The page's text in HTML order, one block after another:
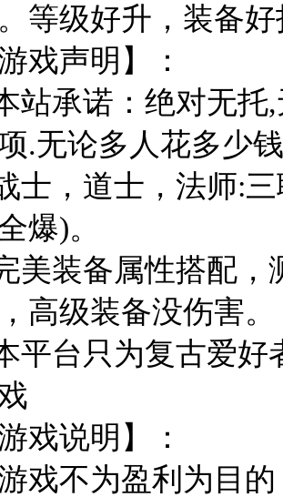
等级好升，装备
游戏声明】：
站承诺：绝对无
.无论多人花多少
士，道士，法师:
爆)。
美装备属性搭配
高级装备没伤害。
平台只为复古爱
游戏说明】：
戏不为盈利为目